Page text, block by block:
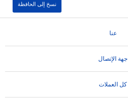
نسخ إلى الحافظة
عنا
جهة الإتصال
كل العملات